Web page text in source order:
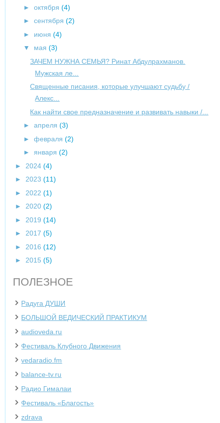
►октября(4)
►сентября(2)
► июня(4)
▼ мая(3)
ЗАЧЕМ НУЖНА СЕМЬЯ? Ринат Абдулрахманов.
Мужская ле...
Священные писания, которые улучшают судьбу /
Алекс...
Как найти свое предназначение и развивать навыки /...
►апреля(3)
►февраля(2)
►января(2)
► 2024(4)
► 2023(11)
► 2022(1)
► 2020(2)
► 2019(14)
► 2017(5)
► 2016(12)
► 2015(5)
ПОЛЕЗНОЕ
Радуга ДУШИ
БОЛЬШОЙ ВЕДИЧЕСКИЙ ПРАКТИКУМ
audioveda.ru
Фестиваль Клубного Движения
vedaradio.fm
balance-tv.ru
Радио Гималаи
Фестиваль «Благость»
zdrava